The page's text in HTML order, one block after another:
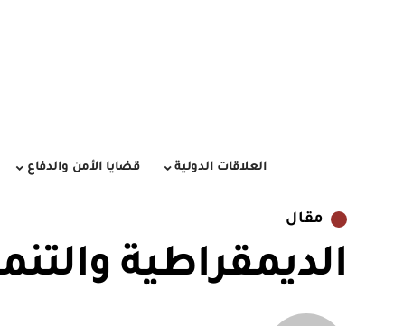
العلاقات الدولية قضايا الأمن والدفاع
مقال
الديمقراطية